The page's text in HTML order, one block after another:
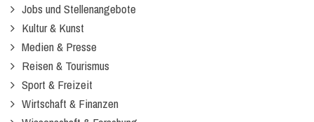
Jobs und Stellenangebote
Kultur & Kunst
Medien & Presse
Reisen & Tourismus
Sport & Freizeit
Wirtschaft & Finanzen